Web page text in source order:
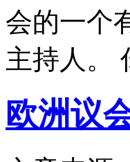
会的一个
主持人。
欧洲议